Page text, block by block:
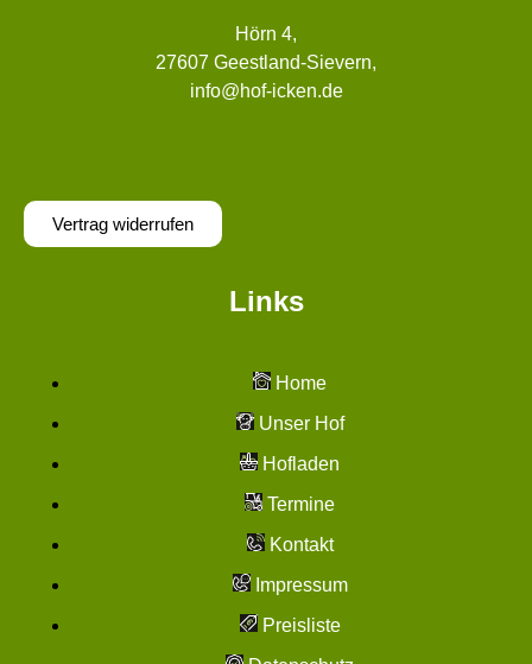
Hörn 4,
27607 Geestland-Sievern,
info@hof-icken.de
Vertrag widerrufen
Links
Home
Unser Hof
Hofladen
Termine
Kontakt
Impressum
Preisliste